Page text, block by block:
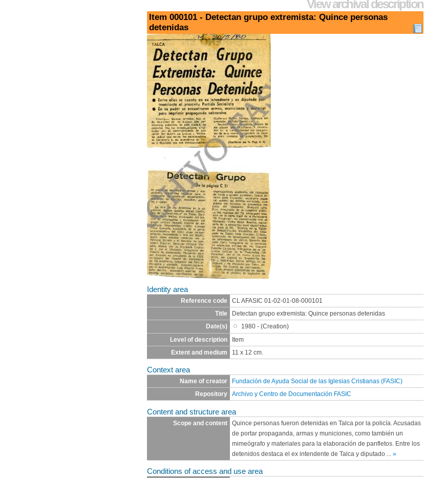
View archival description
Item 000101 - Detectan grupo extremista: Quince personas
detenidas
Identity area
Reference code
CL AFASIC 01-02-01-08-000101
Title
Detectan grupo extremista: Quince personas detenidas
Date(s)
1980 - (Creation)
Level of description
Item
Extent and medium
11 x 12 cm.
Context area
Name of creator
Fundación de Ayuda Social de las Iglesias Cristianas (FASIC)
Repository
Archivo y Centro de Documentación FASIC
Content and structure area
Scope and content
Quince personas fueron detenidas en Talca por la policía. Acusadas
de portar propaganda, armas y municiones, como también un
mimeógrafo y materiales para la elaboración de panfletos. Entre los
detenidos destaca el ex intendente de Talca y diputado
»
Conditions of access and use area